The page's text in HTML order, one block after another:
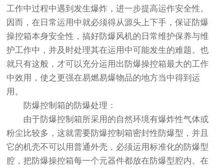
工作中过程中遇到发生爆炸，进一步提高运作安全性。
因而，在日常运用中就必须得从源头上下手，保证防爆
操控箱本身安全性，搞好防爆风机的日常维护保养与维
护工作中，并及时处理其在运用中可能发生的难题。也
就只有这般，才可以充分运用出防爆操控箱最大的工作
中效用，使之更强在易燃易爆物品的地方当中得到运
用。
防爆控制箱的防爆处理：
由于防爆控制箱所采用的自然环境有爆炸性气体或
粉尘比较多，这就需要防爆控制箱密封性防爆型，并且
它的机壳不可以用普通外壳，必须运用标准化的防爆型
腔，把防爆操控箱每一个元器件都放在防爆型腔内。在